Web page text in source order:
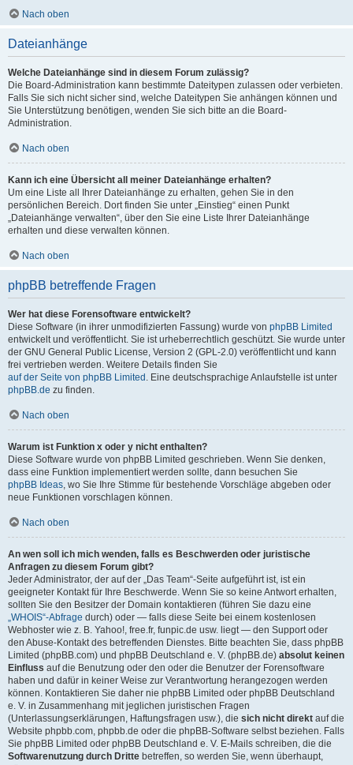
Nach oben
Dateianhänge
Welche Dateianhänge sind in diesem Forum zulässig?
Die Board-Administration kann bestimmte Dateitypen zulassen oder verbieten.
Falls Sie sich nicht sicher sind, welche Dateitypen Sie anhängen können und
Sie Unterstützung benötigen, wenden Sie sich bitte an die Board-
Administration.
Nach oben
Kann ich eine Übersicht all meiner Dateianhänge erhalten?
Um eine Liste all Ihrer Dateianhänge zu erhalten, gehen Sie in den
persönlichen Bereich. Dort finden Sie unter „Einstieg“ einen Punkt
„Dateianhänge verwalten“, über den Sie eine Liste Ihrer Dateianhänge
erhalten und diese verwalten können.
Nach oben
phpBB betreffende Fragen
Wer hat diese Forensoftware entwickelt?
Diese Software (in ihrer unmodifizierten Fassung) wurde von phpBB Limited
entwickelt und veröffentlicht. Sie ist urheberrechtlich geschützt. Sie wurde unter
der GNU General Public License, Version 2 (GPL-2.0) veröffentlicht und kann
frei vertrieben werden. Weitere Details finden Sie
auf der Seite von phpBB Limited . Eine deutschsprachige Anlaufstelle ist unter
phpBB.de zu finden.
Nach oben
Warum ist Funktion x oder y nicht enthalten?
Diese Software wurde von phpBB Limited geschrieben. Wenn Sie denken,
dass eine Funktion implementiert werden sollte, dann besuchen Sie
phpBB Ideas, wo Sie Ihre Stimme für bestehende Vorschläge abgeben oder
neue Funktionen vorschlagen können.
Nach oben
An wen soll ich mich wenden, falls es Beschwerden oder juristische
Anfragen zu diesem Forum gibt?
Jeder Administrator, der auf der „Das Team“-Seite aufgeführt ist, ist ein
geeigneter Kontakt für Ihre Beschwerde. Wenn Sie so keine Antwort erhalten,
sollten Sie den Besitzer der Domain kontaktieren (führen Sie dazu eine
„WHOIS“-Abfrage durch) oder — falls diese Seite bei einem kostenlosen
Webhoster wie z. B. Yahoo!, free.fr, funpic.de usw. liegt — den Support oder
den Abuse-Kontakt des betreffenden Dienstes. Bitte beachten Sie, dass phpBB
Limited (phpBB.com) und phpBB Deutschland e. V. (phpBB.de) absolut keinen
Einfluss auf die Benutzung oder den oder die Benutzer der Forensoftware
haben und dafür in keiner Weise zur Verantwortung herangezogen werden
können. Kontaktieren Sie daher nie phpBB Limited oder phpBB Deutschland
e. V. in Zusammenhang mit jeglichen juristischen Fragen
(Unterlassungserklärungen, Haftungsfragen usw.), die sich nicht direkt auf die
Website phpbb.com, phpbb.de oder die phpBB-Software selbst beziehen. Falls
Sie phpBB Limited oder phpBB Deutschland e. V. E-Mails schreiben, die die
Softwarenutzung durch Dritte betreffen, so werden Sie, wenn überhaupt,